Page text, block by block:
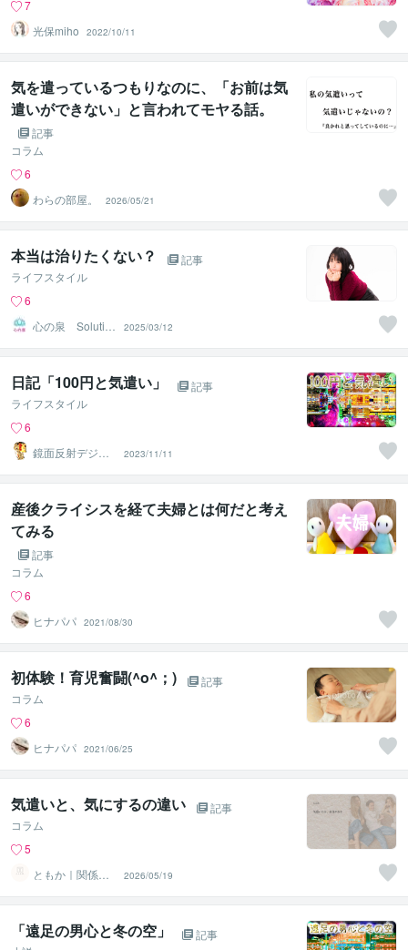
7
光保miho
2022/10/11
気を遣っているつもりなのに、「お前は気
遣いができない」と言われてモヤる話。
記事
コラム
6
わらの部屋。
2026/05/21
本当は治りたくない？
記事
ライフスタイル
6
心の泉 Solutio
nHeart
2025/03/12
日記「100円と気遣い」
記事
ライフスタイル
6
鏡面反射デジタ
ルアート製作所
（鈴木穣）
2023/11/11
産後クライシスを経て夫婦とは何だと考え
てみる
記事
コラム
6
ヒナパパ 2021/08/30
初体験！育児奮闘(^o^；)
記事
コラム
6
ヒナパパ 2021/06/25
気遣いと、気にするの違い
記事
コラム
5
ともか｜関係性
を整える人（LL
ER）
2026/05/19
「遠足の男心と冬の空」
記事